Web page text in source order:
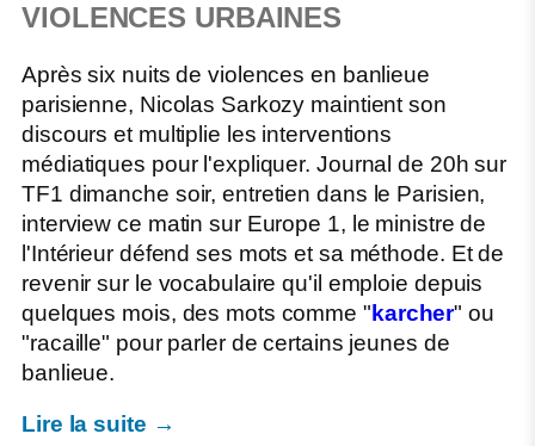
VIOLENCES URBAINES
Après six nuits de violences en banlieue
parisienne, Nicolas Sarkozy maintient son
discours et multiplie les interventions
médiatiques pour l'expliquer. Journal de 20h sur
TF1 dimanche soir, entretien dans le Parisien,
interview ce matin sur Europe 1, le ministre de
l'Intérieur défend ses mots et sa méthode. Et de
revenir sur le vocabulaire qu'il emploie depuis
quelques mois, des mots comme "karcher" ou
"racaille" pour parler de certains jeunes de
banlieue.
Lire la suite →